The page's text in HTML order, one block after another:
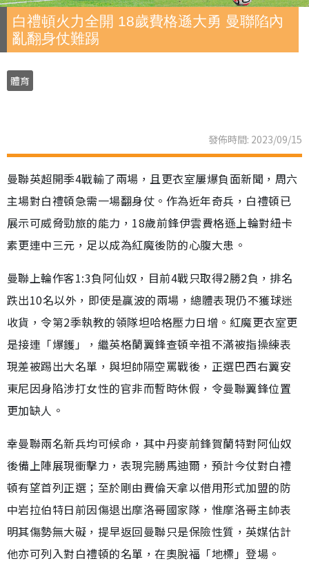
白禮頓火力全開 18歲費格遜大勇 曼聯陷內
亂翻身仗難踢
體育
發佈時間: 2023/09/15
曼聯英超開季4戰輸了兩場，且更衣室屢爆負面新聞，周六
主場對白禮頓急需一場翻身仗。作為近年奇兵，白禮頓已
展示可威脅勁旅的能力，18歲前鋒伊雲費格遜上輪對紐卡
素更連中三元，足以成為紅魔後防的心腹大患。
曼聯上輪作客1:3負阿仙奴，目前4戰只取得2勝2負，排名
跌出10名以外，即使是贏波的兩場，總體表現仍不獲球迷
收貨，令第2季執教的領隊坦哈格壓力日增。紅魔更衣室更
是接連「爆鑊」，繼英格蘭翼鋒查頓辛祖不滿被指操練表
現差被踢出大名單，與坦帥隔空罵戰後，正選巴西右翼安
東尼因身陷涉打女性的官非而暫時休假，令曼聯翼鋒位置
更加缺人。
幸曼聯兩名新兵均可候命，其中丹麥前鋒賀蘭特對阿仙奴
後備上陣展現衝擊力，表現完勝馬迪爾，預計今仗對白禮
頓有望首列正選；至於剛由費倫天拿以借用形式加盟的防
中岩拉伯特日前因傷退出摩洛哥國家隊，惟摩洛哥主帥表
明其傷勢無大礙，提早返回曼聯只是保險性質，英媒估計
他亦可列入對白禮頓的名單，在奧脫福「地標」登場。